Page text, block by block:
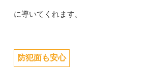
に導いてくれます。
防犯面も安心